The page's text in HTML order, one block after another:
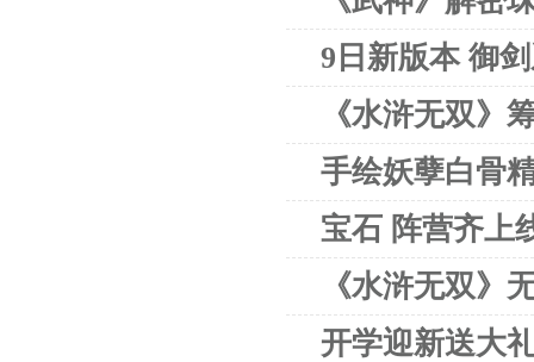
9日新版本 御
《水浒无双》
手绘妖孽白骨
宝石 阵营齐上
《水浒无双》
开学迎新送大